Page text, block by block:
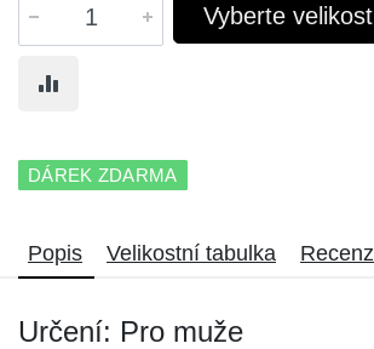
Vyberte velikost
DÁREK ZDARMA
Popis Velikostní tabulka
Určení: Pro muže